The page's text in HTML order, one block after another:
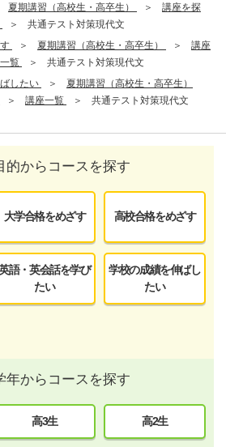
夏期講習（高校生・高卒生）
講座を探
共通テスト対策現代文
夏期講習（高校生・高卒生）
講座
覧
共通テスト対策現代文
したい
夏期講習（高校生・高卒生）
講座一覧 共通テスト対策現代文
的からコースを探す
大学合格をめざす 高校合格をめざす
語・英会話を学び
たい
学校の成績を伸ばし
たい
年からコースを探す
高3生 高2生